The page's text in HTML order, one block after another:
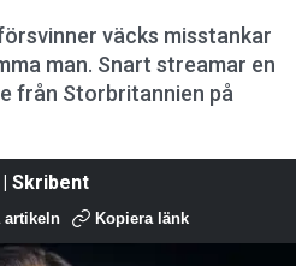
väcks misstankar
man. Snart streamar en
från Storbritannien på
Skribent
artikeln Kopiera länk